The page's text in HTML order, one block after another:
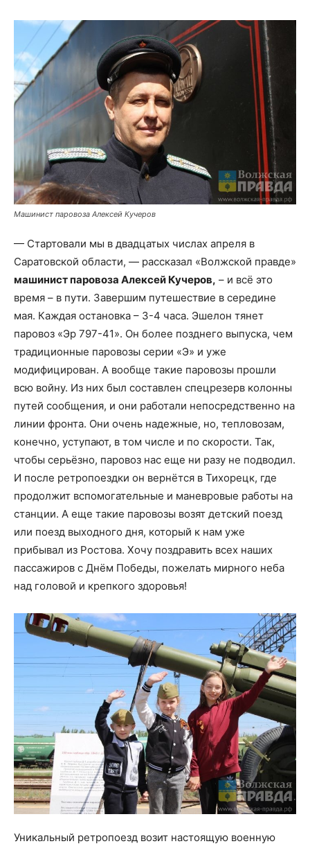
Машинист паровоза Алексей Кучеров
— Стартовали мы в двадцатых числах апреля в
Саратовской области, — рассказал «Волжской правде»
машинист паровоза Алексей Кучеров, – и всё это
время – в пути. Завершим путешествие в середине
мая. Каждая остановка – 3-4 часа. Эшелон тянет
паровоз «Эр 797-41». Он более позднего выпуска, чем
традиционные паровозы серии «Э» и уже
модифицирован. А вообще такие паровозы прошли
всю войну. Из них был составлен спецрезерв колонны
путей сообщения, и они работали непосредственно на
линии фронта. Они очень надежные, но, тепловозам,
конечно, уступают, в том числе и по скорости. Так,
чтобы серьёзно, паровоз нас еще ни разу не подводил.
И после ретропоездки он вернётся в Тихорецк, где
продолжит вспомогательные и маневровые работы на
станции. А еще такие паровозы возят детский поезд
или поезд выходного дня, который к нам уже
прибывал из Ростова. Хочу поздравить всех наших
пассажиров с Днём Победы, пожелать мирного неба
над головой и крепкого здоровья!
Уникальный ретропоезд возит настоящую военную